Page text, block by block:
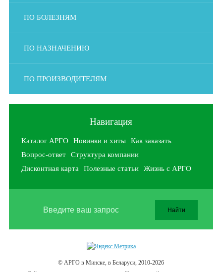
ПО БОЛЕЗНЯМ
ПО НАЗНАЧЕНИЮ
ПО ПРОИЗВОДИТЕЛЯМ
Навигация
Каталог АРГО Новинки и хиты
Как заказать
Вопрос-ответ
Структура компании
Дисконтная карта
Полезные статьи Жизнь с АРГО
© АРГО в Минске, в Беларуси, 2010-2026